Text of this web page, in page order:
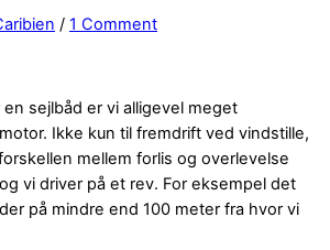
/ 1 Comment
en sejlbåd er vi alligevel meget
Ikke kun til fremdrift ved vindstille,
mellem forlis og overlevelse
vi driver på et rev. For eksempel det
på mindre end 100 meter fra hvor vi